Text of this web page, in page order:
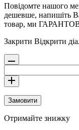
Повідомте нашого
дешевше, напишіть
товар, ми
Закрити Відкрити
Замовити
Отримайте знижку